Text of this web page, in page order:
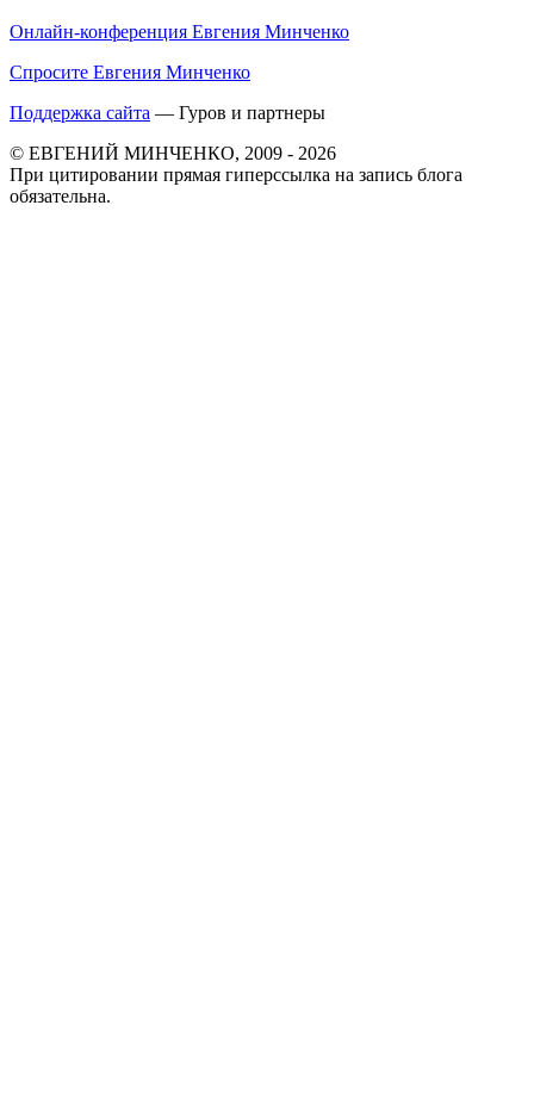
Онлайн-конференция Евгения Минченко
Спросите Евгения Минченко
Поддержка сайта — Гуров и партнеры
© ЕВГЕНИЙ МИНЧЕНКО, 2009 - 2026
При цитировании прямая гиперссылка на запись блога
обязательна.